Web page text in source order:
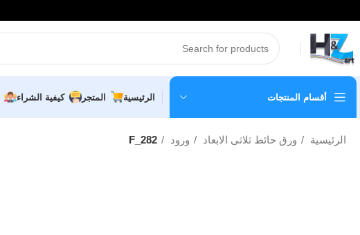
أقسام المنتجات الرئيسية المتجر كيفية الشراء
الرئيسية ورق حائط ثلاثى الابعاد ورود F_282